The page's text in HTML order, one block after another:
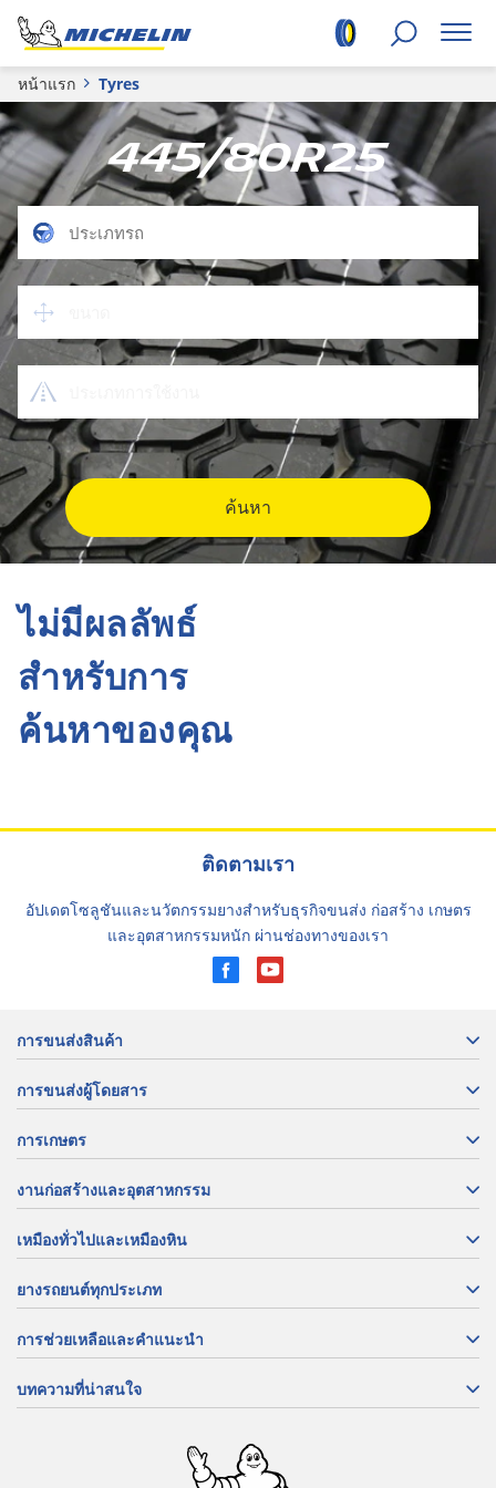
หน้าแรก Tyres
445/80R25
ค้นหา
ไม่มีผลลัพธ์
สำหรับการ
ค้นหาของคุณ
ติดตามเรา
อัปเดตโซลูชันและนวัตกรรมยางสำหรับธุรกิจขนส่ง ก่อสร้าง เกษตร
และอุตสาหกรรมหนัก ผ่านช่องทางของเรา
การขนส่งสินค้า
การขนส่งผู้โดยสาร
การเกษตร
งานก่อสร้างและอุตสาหกรรม
เหมืองทั่วไปและเหมืองหิน
ยางรถยนต์ทุกประเภท
การช่วยเหลือและคำแนะนำ
บทความที่น่าสนใจ